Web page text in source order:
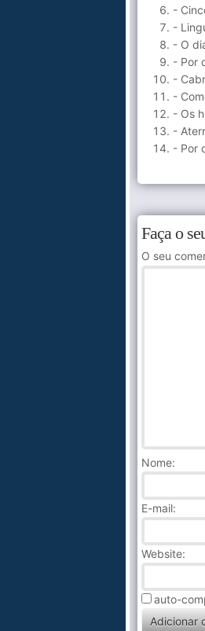
-
-
- O
- Por
-
-
- Os
-
- Por
Faça o
O seu
Nome:
E-mail:
Website:
auto-